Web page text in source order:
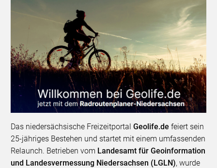
Das niedersächsische FreizeitportalGeolife.de feiert sein
25-jähriges Bestehen und startet mit einem umfassenden
Relaunch. Betrieben vom Landesamt für Geoinformation
und Landesvermessung Niedersachsen (LGLN), wurde